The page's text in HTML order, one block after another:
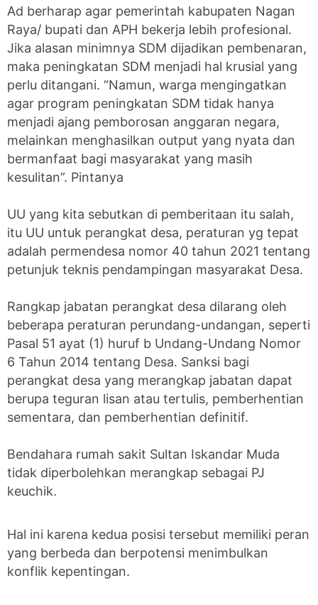
Ad berharap agar pemerintah kabupaten Nagan
Raya/ bupati dan APH bekerja lebih profesional.
Jika alasan minimnya SDM dijadikan pembenaran,
maka peningkatan SDM menjadi hal krusial yang
perlu ditangani. “Namun, warga mengingatkan
agar program peningkatan SDM tidak hanya
menjadi ajang pemborosan anggaran negara,
melainkan menghasilkan output yang nyata dan
bermanfaat bagi masyarakat yang masih
kesulitan”. Pintanya
UU yang kita sebutkan di pemberitaan itu salah,
itu UU untuk perangkat desa, peraturan yg tepat
adalah permendesa nomor 40 tahun 2021 tentang
petunjuk teknis pendampingan masyarakat Desa.
Rangkap jabatan perangkat desa dilarang oleh
beberapa peraturan perundang-undangan, seperti
Pasal 51 ayat (1) huruf b Undang-Undang Nomor
6 Tahun 2014 tentang Desa. Sanksi bagi
perangkat desa yang merangkap jabatan dapat
berupa teguran lisan atau tertulis, pemberhentian
sementara, dan pemberhentian definitif.
Bendahara rumah sakit Sultan Iskandar Muda
tidak diperbolehkan merangkap sebagai PJ
keuchik.
Hal ini karena kedua posisi tersebut memiliki peran
yang berbeda dan berpotensi menimbulkan
konflik kepentingan.